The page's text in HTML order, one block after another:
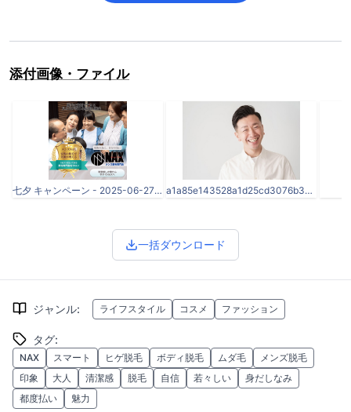
添付画像・ファイル
七夕 キャンペーン - 2025-06-27T133554.051.png a1a85e143528a1d25cd3076b3da5c2f4.jpg
一括ダウンロード
ジャンル: ライフスタイル コスメ ファッション
タグ:
NAX スマート ヒゲ脱毛 ボディ脱毛 ムダ毛
メンズ脱毛
印象
大人 清潔感 脱毛 自信 若々しい
身だしなみ
都度払い
魅力